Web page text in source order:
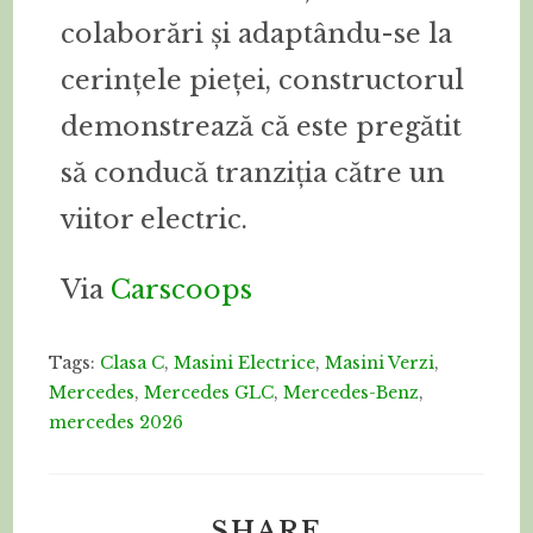
colaborări și adaptându-se la
cerințele pieței, constructorul
demonstrează că este pregătit
să conducă tranziția către un
viitor electric.
Via Carscoops
Tags: Clasa C,Masini Electrice,Masini Verzi,
Mercedes,Mercedes GLC,Mercedes-Benz,
mercedes 2026